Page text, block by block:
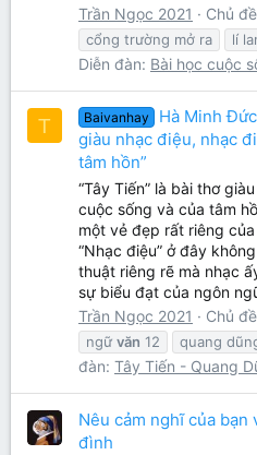
Trần Ngọc 2021
Chủ đề
cổng trường mở ra
lí
Diễn đàn: Bài học cuộc
T Baivanhay
Hà Minh
giàu nhạc điệu, nhạc
tâm hồn”
“Tây Tiến” là bài thơ
cuộc sống và của tâm
một vẻ đẹp rất riêng của
“Nhạc điệu” ở đây
thuật riêng rẽ mà nhạc
sự biểu đạt của ngôn
Trần Ngọc 2021
Chủ đề
ngữ văn 12 quang
đàn: Tây Tiến - Quang
Nêu cảm nghĩ của bạn
đình